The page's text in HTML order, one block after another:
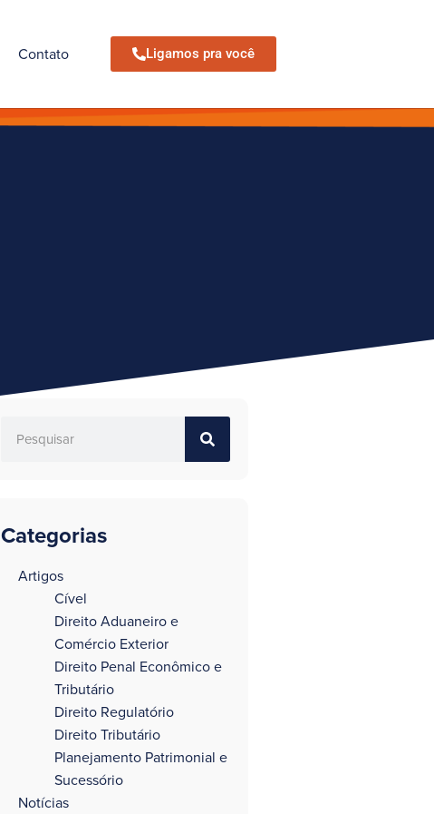
Contato Ligamos pra você
Categorias
Artigos
Cível
Direito Aduaneiro e
Comércio Exterior
Direito Penal Econômico e
Tributário
Direito Regulatório
Direito Tributário
Planejamento Patrimonial e
Sucessório
Notícias